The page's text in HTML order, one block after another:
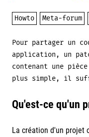
Howto Meta-forum
Pour partager un
application, un
contenant une
plus simple, il
Qu'est-ce qu'un
La création d'un projet